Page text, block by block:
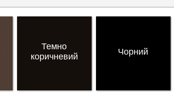
Темно
коричневий
Чорний